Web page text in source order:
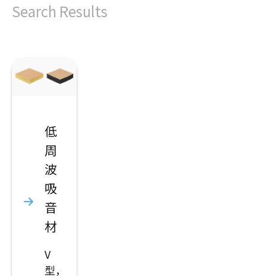
Search Results
低
周
波
吸
音
材
V
型，